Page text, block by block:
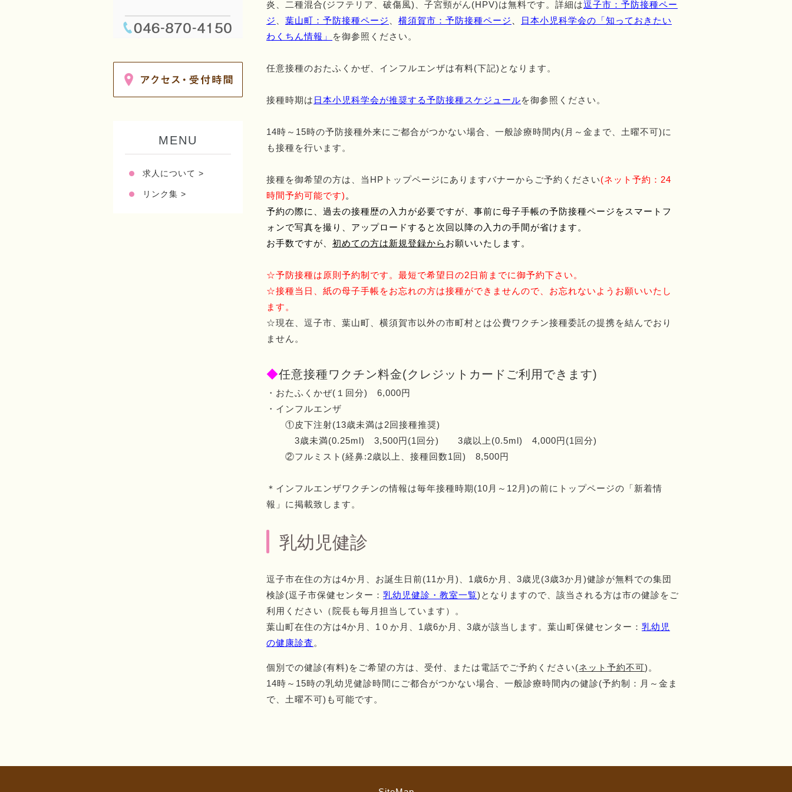
炎、二種混合(ジフテリア、破傷風)、子宮頸がん(HPV)は無料です。詳細は逗子市：予防接種ペー
ジ
葉山町：予防接種ページ 横須賀市：予防接種ページ 日本小児科学会の「知っておきたい
わくちん情報 」 を御参照ください。
任意接種のおたふくかぜ、インフルエンザは有料(下記)となります。
接種時期は 日本小児科学会が推奨する予防接種スケジュールを御参照ください。
14時～15時の予防接種外来にご都合がつかない場合、一般診療時間内(月～金まで、土曜不可)に
も接種を行います。
接種を御希望の方は、当HPトップページにありますバナーからご予約ください(ネット予約：24
時間予約可能です) 。
予約の際に、過去の接種歴の入力が必要ですが、事前に母子手帳の予防接種ページをスマートフ
ォンで写真を撮り、アップロードすると次回以降の入力の手間が省けます。
お手数ですが、 初めての方は新規登録から お願いいたします。
☆予防接種は原則予約制です。最短で希望日の2日前までに御予約下さい。
☆接種当日、紙の母子手帳をお忘れの方は接種ができませんので、お忘れないようお願いいたし
ます。
☆現在、逗子市、葉山町、横須賀市以外の市町村とは公費ワクチン接種委託の提携を結んでおり
ません。
◆任意接種ワクチン料金(クレジットカードご利用できます)
・おたふくかぜ(１回分) 6,000円
・インフルエンザ
①皮下注射(13歳未満は2回接種推奨)
3歳未満(0.25ml) 3,500円(1回分) 3歳以上(0.5ml) 4,000円(1回分)
②フルミスト(経鼻:2歳以上、接種回数1回) 8,500円
＊インフルエンザワクチンの情報は毎年接種時期(10月～12月)の前にトップページの「新着情
報」に掲載致します。
乳幼児健診
逗子市在住の方は4か月、お誕生日前(11か月)、1歳6か月、3歳児(3歳3か月)健診が無料での集団
検診(逗子市保健センター： 乳幼児健診・教室一覧)となりますので、該当される方は市の健診をご
利用ください（院長も毎月担当しています）。
葉山町在住の方は4か月、1０か月、1歳6か月、3歳が該当します。葉山町保健センター： 乳幼児
の健康診査 。
個別での健診(有料)をご希望の方は、受付、または電話でご予約ください(ネット予約不可)。
14時～15時の乳幼児健診時間にご都合がつかない場合、一般診療時間内の健診(予約制：月～金ま
で、土曜不可)も可能です。
MENU
求人について >
リンク集 >